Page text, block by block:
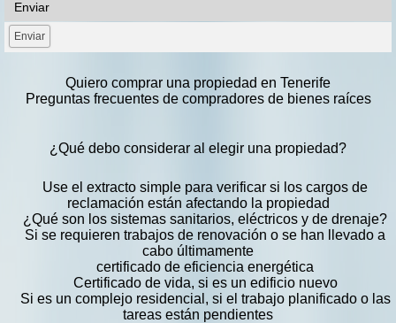
Enviar
Quiero comprar una propiedad en Tenerife
Preguntas frecuentes de compradores de bienes raíces
¿Qué debo considerar al elegir una propiedad?
Use el extracto simple para verificar si los cargos de
reclamación están afectando la propiedad
¿Qué son los sistemas sanitarios, eléctricos y de drenaje?
Si se requieren trabajos de renovación o se han llevado a
cabo últimamente
certificado de eficiencia energética
Certificado de vida, si es un edificio nuevo
Si es un complejo residencial, si el trabajo planificado o las
tareas están pendientes